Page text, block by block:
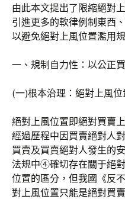
由此本文提出了限縮絕對
引進更多的軟律例制東西
以避免絕對上風位置濫用
一、規制自力性：以公正
(一)根本治理：絕對上風
絕對上風位置即絕對買賣
經過歷程中因買賣絕對人
買賣及買賣絕對人發生的
法規中④確切存在關于絕
位置的區分，但我國《反
對上風位置只能是絕對買